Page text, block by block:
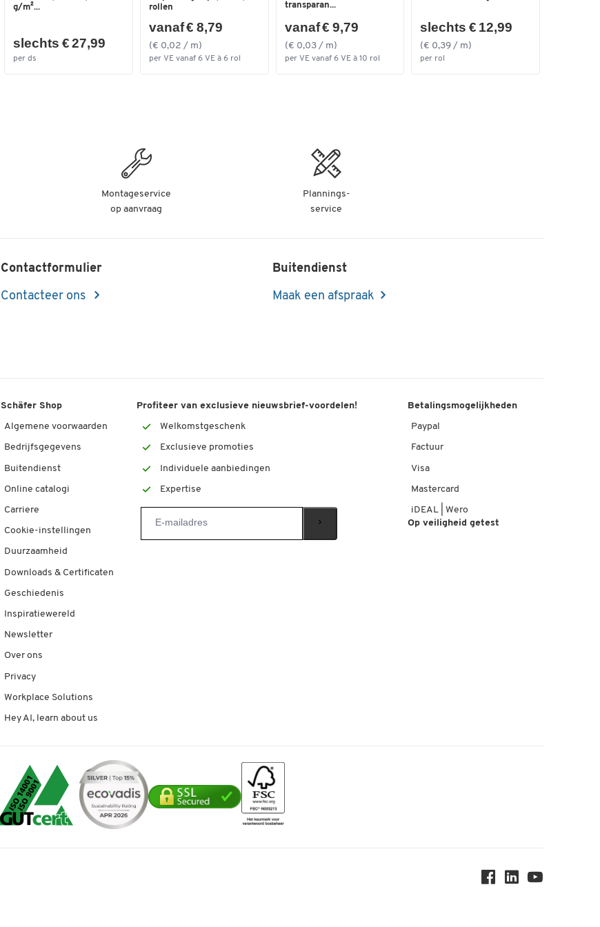
wielen/zwenkwielen/rollen
(mm)
g/m²...
slechts € 27,99
per ds
rollen
vanaf € 8,79
(€ 0,02 / m)
per VE vanaf 6 VE à 6 rol
transparan...
vanaf € 9,79
(€ 0,03 / m)
per VE vanaf 6 VE à 10 rol
slechts € 12,99
(€ 0,39 / m)
per rol
Montageservice
op aanvraag
Plannings-
service
Contactformulier
Contacteer ons
Buitendienst
Maak een afspraak
Schäfer Shop
Algemene voorwaarden
Bedrijfsgegevens
Buitendienst
Online catalogi
Carriere
Cookie-instellingen
Duurzaamheid
Downloads & Certificaten
Geschiedenis
Inspiratiewereld
Newsletter
Over ons
Privacy
Workplace Solutions
Hey AI, learn about us
Profiteer van exclusieve nieuwsbrief-voordelen!
Welkomstgeschenk
Exclusieve promoties
Individuele aanbiedingen
Expertise
Betalingsmogelijkheden
Paypal
Factuur
Visa
Mastercard
iDEAL | Wero
Op veiligheid getest